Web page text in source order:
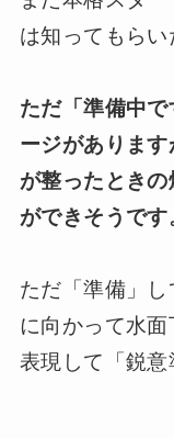
は知ってもらい
ただ「準備中
ージがありま
が整ったとき
ができそうです
ただ「準備」
に向かって水
表現して「鋭意